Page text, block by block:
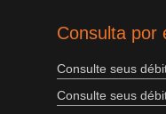
Consulta por
Consulte seus
Consulte seus